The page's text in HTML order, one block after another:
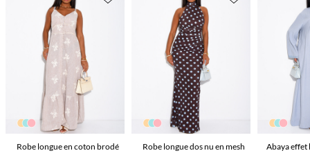
Robe longue en coton brodé
Robe longue dos nu en mesh
Abaya effet